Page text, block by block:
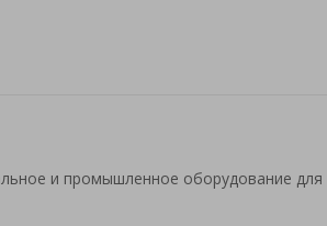
и промышленное оборудование